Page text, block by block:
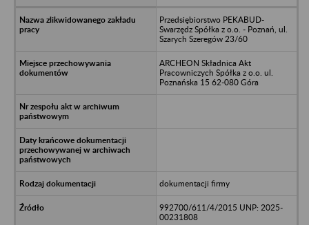
Przedsiębiorstwo PEKABUD-
Swarzędz Spółka z o.o. - Poznań, ul.
Szarych Szeregów 23/60
ARCHEON Składnica Akt
Pracowniczych Spółka z o.o. ul.
Poznańska 15 62-080 Góra
dokumentacji firmy
992700/611/4/2015 UNP: 2025-
00231808